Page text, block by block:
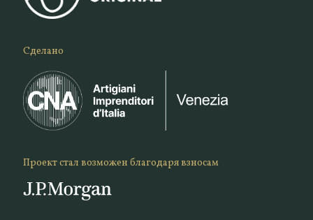
Сделано
Проект стал возможен благодаря взносам